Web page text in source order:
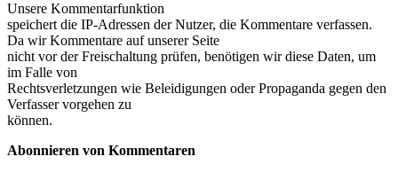
Unsere Kommentarfunktion
speichert die IP-Adressen der Nutzer, die Kommentare verfassen.
Da wir Kommentare auf unserer Seite
nicht vor der Freischaltung prüfen, benötigen wir diese Daten, um
im Falle von
Rechtsverletzungen wie Beleidigungen oder Propaganda gegen den
Verfasser vorgehen zu
können.
Abonnieren von Kommentaren